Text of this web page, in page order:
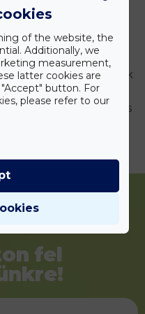
fiam, Attila azóta
helyét, Adrienn
és viszi a
a
így tudunk
25 éve, és ezt a
aki a kezdetektől) is
ragaszkodnak
fel
of the website, the
Additionally, we
measurement,
latter cookies are
button. For
please refer to our